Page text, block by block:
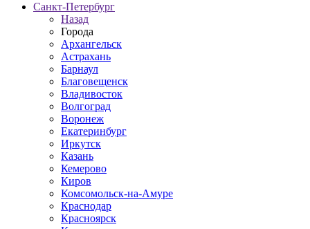
Санкт-Петербург
Назад
Города
Архангельск
Астрахань
Барнаул
Благовещенск
Владивосток
Волгоград
Воронеж
Екатеринбург
Иркутск
Казань
Кемерово
Киров
Комсомольск-на-Амуре
Краснодар
Красноярск